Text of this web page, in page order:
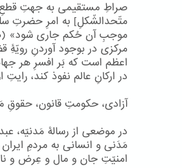
صراطِ مستقیمی به جهتِ قطعِ
متّحدالشّکلِ] به امرِ حضرتِ
مرکزی در بوجود آوردنِ
اعظم است که بَر افسرِ هر
در ارکانِ عالم نفوذ کند،
آزادی، حکومتِ قانون، حقوقِ
در موضعی از رسالۀ مَدنیّه،
مَدَنی و انسانی به مردمِ
امنیّتِ جان و مال و عِرض و